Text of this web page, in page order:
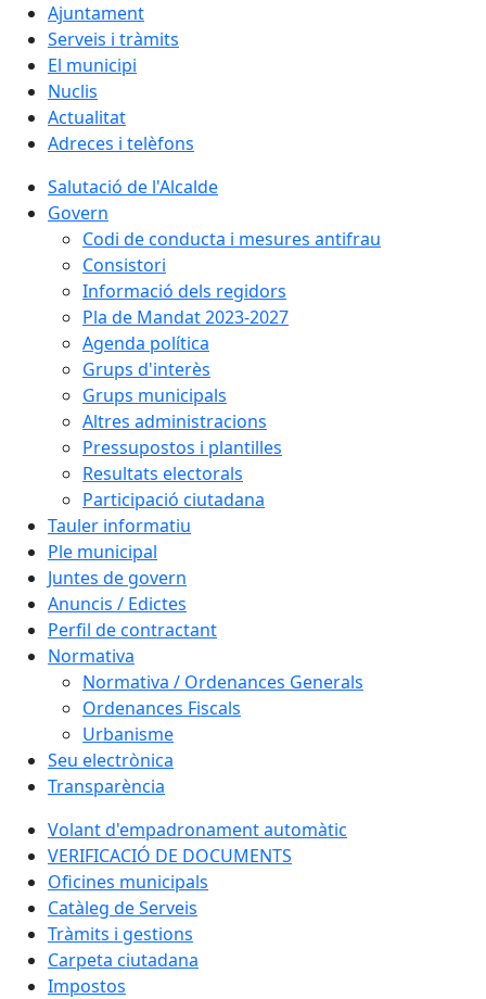
Ajuntament
Serveis i tràmits
El municipi
Nuclis
Actualitat
Adreces i telèfons
Salutació de l'Alcalde
Govern
Codi de conducta i mesures antifrau
Consistori
Informació dels regidors
Pla de Mandat 2023-2027
Agenda política
Grups d'interès
Grups municipals
Altres administracions
Pressupostos i plantilles
Resultats electorals
Participació ciutadana
Tauler informatiu
Ple municipal
Juntes de govern
Anuncis / Edictes
Perfil de contractant
Normativa
Normativa / Ordenances Generals
Ordenances Fiscals
Urbanisme
Seu electrònica
Transparència
Volant d'empadronament automàtic
VERIFICACIÓ DE DOCUMENTS
Oficines municipals
Catàleg de Serveis
Tràmits i gestions
Carpeta ciutadana
Impostos